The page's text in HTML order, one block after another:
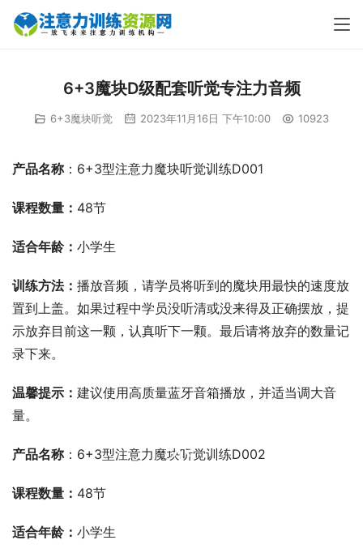
6+3魔块D级配套听觉专注力音频
6+3魔块听觉 2023年11月16日 下午10:00 10923
产品名称：6+3型注意力魔块听觉训练D001
课程数量： 48节
适合年龄： 小学生
训练方法： 播放音频，请学员将听到的魔块用最快的速度放
置到上盖。如果过程中学员没听清或没来得及正确摆放，提
示放弃目前这一颗，认真听下一颗。最后请将放弃的数量记
录下来。
温馨提示： 建议使用高质量蓝牙音箱播放，并适当调大音
量。
产品名称：6+3型注意力魔块听觉训练D002
课程数量： 48节
适合年龄： 小学生